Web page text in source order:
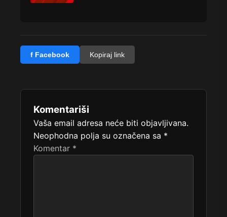
f Facebook Kopiraj link
Komentariši
Vaša email adresa neće biti objavljivana.
Neophodna polja su označena sa *
Komentar *